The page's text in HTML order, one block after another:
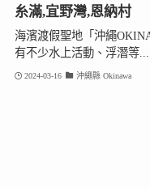
糸滿,宜野灣,恩納村
海濱渡假聖地「沖繩
有不少水上活動、浮潛等...
2024-03-16 沖繩縣 Okinawa